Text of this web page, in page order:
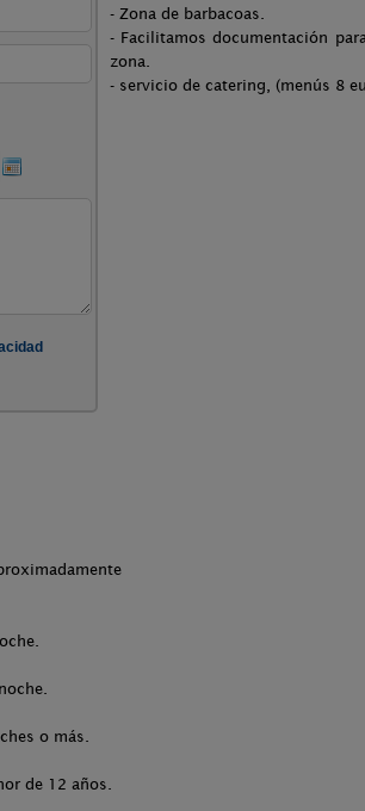
- Zona de barbacoas.
- Facilitamos documentación
zona.
- servicio de catering, (menús 8
o más.
de 12 años.